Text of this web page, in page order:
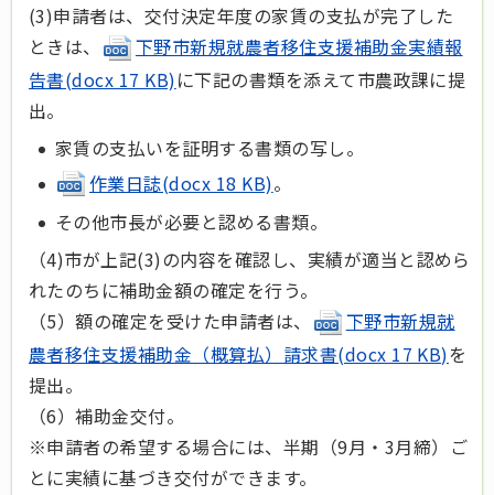
(3)申請者は、交付決定年度の家賃の支払が完了した
ときは、
下野市新規就農者移住支援補助金実績報
告書(docx 17 KB)に下記の書類を添えて市農政課に提
出。
家賃の支払いを証明する書類の写し。
作業日誌(docx 18 KB)。
その他市長が必要と認める書類。
（4)市が上記(3)の内容を確認し、実績が適当と認めら
れたのちに補助金額の確定を行う。
（5）額の確定を受けた申請者は、
下野市新規就
農者移住支援補助金（概算払）請求書(docx 17 KB)を
提出。
（6）補助金交付。
※申請者の希望する場合には、半期（9月・3月締）ご
とに実績に基づき交付ができます。